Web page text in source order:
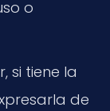
o
si tiene la
de